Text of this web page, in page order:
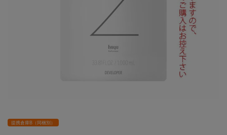
提携倉庫B（同梱別）